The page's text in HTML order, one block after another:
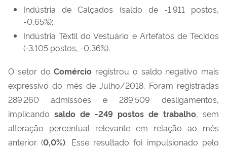
Indústria de Calçados (saldo de -1.911 postos,
-0,65%);
Indústria Têxtil do Vestuário e Artefatos de Tecidos
(-3.105 postos, -0,36%).
O setor doComércio registrou o saldo negativo mais
expressivo do mês de Julho/2018. Foram registradas
289.260 admissões e 289.509 desligamentos,
implicando saldo de -249 postos de trabalho, sem
alteração percentual relevante em relação ao mês
anterior (0,0%). Esse resultado foi impulsionado pelo